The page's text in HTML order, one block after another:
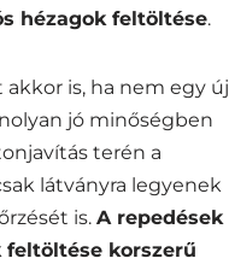
hézagok feltöltése.
is, ha nem egy új
jó minőségben
terén a
látványra legyenek
is. A repedések
korszerű